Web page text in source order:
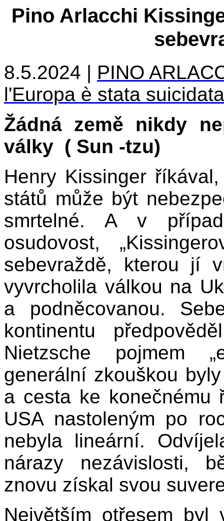
Pino Arlacchi
8.5.2024 | PINO
l'Europa è stata
Žádná země nikdy
války ( Sun -tzu)
Henry Kissinger
států může být
smrtelné. A v
osudovost,
sebevraždě, kterou jí
vyvrcholila válkou na
a podněcovanou.
kontinentu
Nietzsche pojmem
generální zkouškou
a cesta ke konečnému
USA nastoleným po
nebyla lineární.
nárazy nezávislosti,
znovu získal svou
Největším otřesem byl